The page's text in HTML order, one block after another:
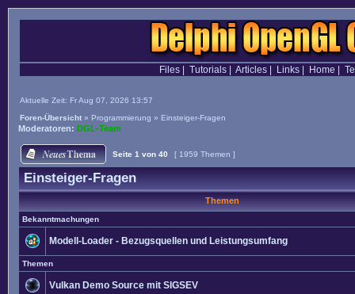
Files| Tutorials| Articles| Links| Home
Aktuelle Zeit: Fr Aug 07, 2026 13:57
Foren-Übersicht » Programmierung » Einsteiger-Fragen
Moderatoren: DGL-Team
Seite 1 von 40 [ 1959 Themen ]
Einsteiger-Fragen
Themen
Bekanntmachungen
Modell-Loader - Bezugsquellen und Leistungsumfang
Themen
Vulkan Demo Source mit SIGSEV